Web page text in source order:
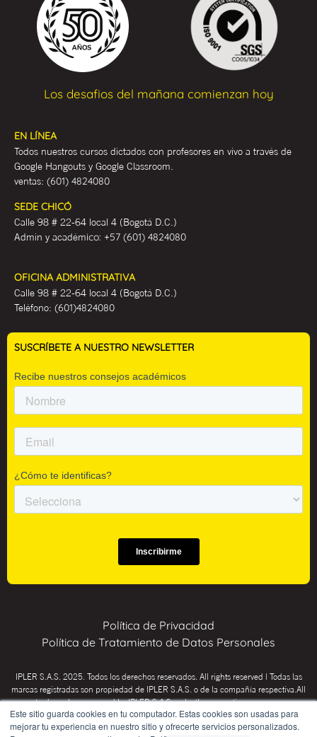
Este sitio guarda cookies en tu computador. Estas cookies son usadas para
mejorar tu experiencia en nuestro sitio y ofrecerte servicios personalizados.
Los desafios del mañana comienzan hoy
EN LÍNEA
Todos nuestros cursos dictados con profesores en vivo a través de
Google Hangouts y Google Classroom.
ventas: (601) 4824080
SEDE CHICÓ
Calle 98 # 22-64 local 4 (Bogotá D.C.)
Admin y académico: +57 (601) 4824080
OFICINA ADMINISTRATIVA
Calle 98 # 22-64 local 4 (Bogotá D.C.)
Teléfono: (601)4824080
SUSCRÍBETE A NUESTRO NEWSLETTER
Política de Privacidad
Política de Tratamiento de Datos Personales
IPLER S.A.S. 2025. Todos los derechos reservados. All rights reserved | Todas las
marcas registradas son propiedad de IPLER S.A.S. o de la compañía respectiva.All
trademarks are owned by IPLER S.A.S. or by the respective company.
INSTITUTO PSICOTÉCNICO IPLER: Educación para el trabajo y el desarrollo